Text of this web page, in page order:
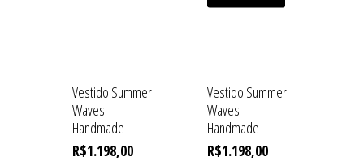
Vestido Summer
Waves
Handmade
R$1.198,00
Vestido Summer
Waves
Handmade
R$1.198,00